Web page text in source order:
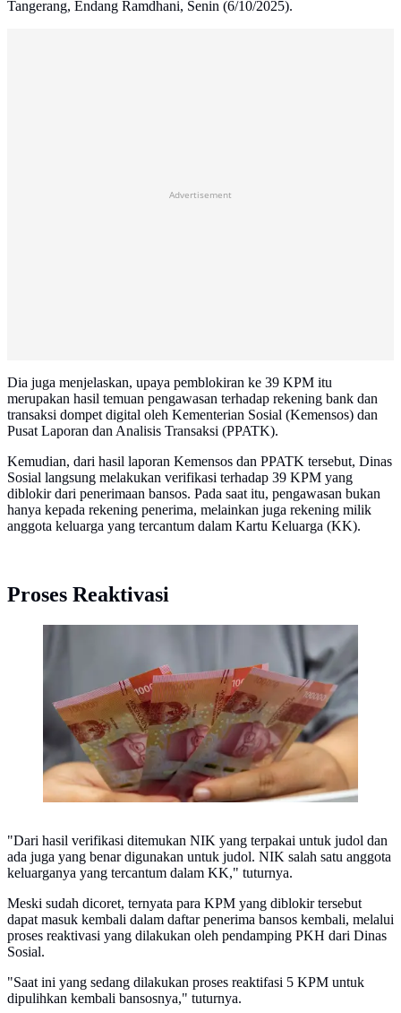
Tangerang, Endang Ramdhani, Senin (6/10/2025).
Advertisement
Dia juga menjelaskan, upaya pemblokiran ke 39 KPM itu
merupakan hasil temuan pengawasan terhadap rekening bank dan
transaksi dompet digital oleh Kementerian Sosial (Kemensos) dan
Pusat Laporan dan Analisis Transaksi (PPATK).
Kemudian, dari hasil laporan Kemensos dan PPATK tersebut, Dinas
Sosial langsung melakukan verifikasi terhadap 39 KPM yang
diblokir dari penerimaan bansos. Pada saat itu, pengawasan bukan
hanya kepada rekening penerima, melainkan juga rekening milik
anggota keluarga yang tercantum dalam Kartu Keluarga (KK).
Proses Reaktivasi
"Dari hasil verifikasi ditemukan NIK yang terpakai untuk judol dan
ada juga yang benar digunakan untuk judol​​​​​​​​​​​. NIK salah satu anggota
keluarganya yang tercantum dalam KK," tuturnya.
Meski sudah dicoret, ternyata para KPM yang diblokir tersebut
dapat masuk kembali dalam daftar penerima bansos kembali, melalui
proses reaktivasi yang dilakukan oleh pendamping PKH dari Dinas
Sosial.
"Saat ini yang sedang dilakukan proses reaktifasi 5 KPM untuk
dipulihkan kembali bansosnya," tuturnya.